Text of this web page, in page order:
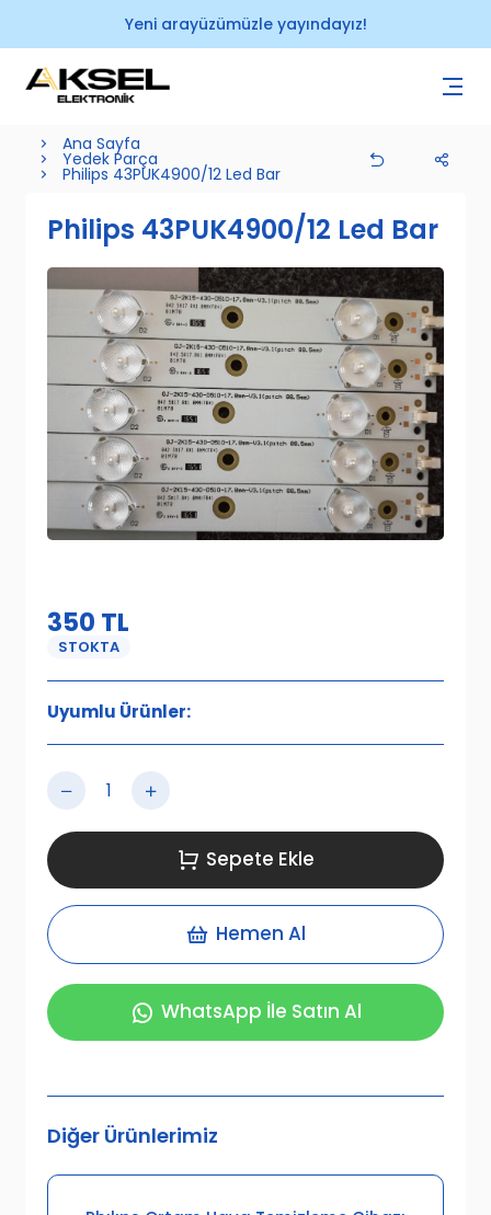
Yeni arayüzümüzle yayındayız!
Ana Sayfa
Yedek Parça
Philips 43PUK4900/12 Led Bar
Philips 43PUK4900/12 Led Bar
350 TL
STOKTA
Uyumlu Ürünler:
Sepete Ekle
Hemen Al
WhatsApp İle Satın Al
Diğer Ürünlerimiz